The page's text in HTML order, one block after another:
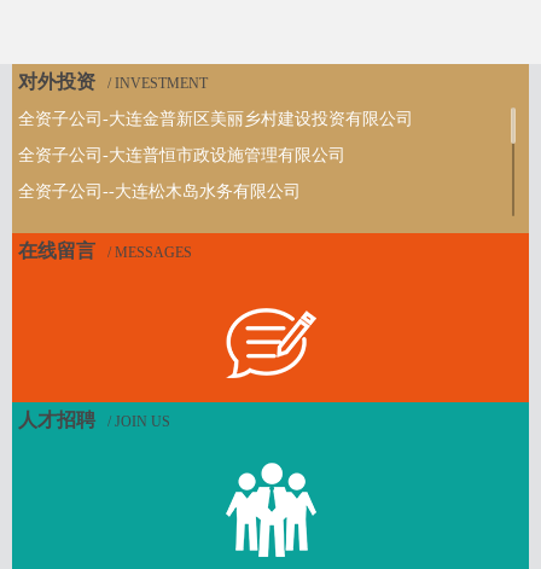
对外投资 / INVESTMENT
全资子公司-大连金普新区美丽乡村建设投资有限公司
全资子公司-大连普恒市政设施管理有限公司
全资子公司--大连松木岛水务有限公司
全资子公司-大连时泰普旅实业发展有限公司
全资子公司-大连时泰普旅实业发展有限公司
全资子公司-大连普湾青少年足球训练基地管理有限公司
全资子公司-大连时泰置业有限公司
全资子公司-大连普信投资管理有限公司
全资子公司-时泰数字科技（辽宁）有限公司
全资子公司-大连奥邦体育文化发展有限公司
在线留言 / MESSAGES
人才招聘 / JOIN US